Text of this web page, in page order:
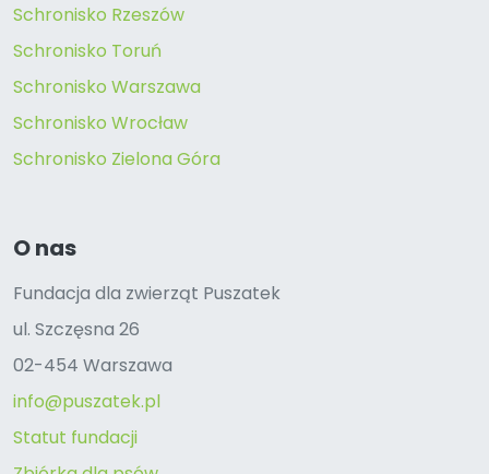
Schronisko Rzeszów
Schronisko Toruń
Schronisko Warszawa
Schronisko Wrocław
Schronisko Zielona Góra
O nas
Fundacja dla zwierząt Puszatek
ul. Szczęsna 26
02-454 Warszawa
info@puszatek.pl
Statut fundacji